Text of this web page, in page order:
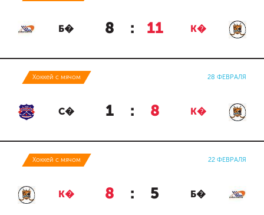
Б� 8 : 11 К�
Хоккей с мячом 28 ФЕВРАЛЯ
С� 1 : 8 К�
Хоккей с мячом 22 ФЕВРАЛЯ
К� 8 : 5 Б�